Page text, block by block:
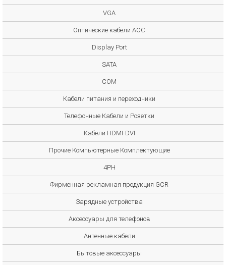
VGA
Оптические кабели AOC
Display Port
SATA
COM
Кабели питания и переходники
Телефонные Кабели и Розетки
Кабели HDMI-DVI
Прочие Компьютерные Комплектующие
4PH
Фирменная рекламная продукция GCR
Зарядные устройства
Аксессуары для телефонов
Антенные кабели
Бытовые аксессуары